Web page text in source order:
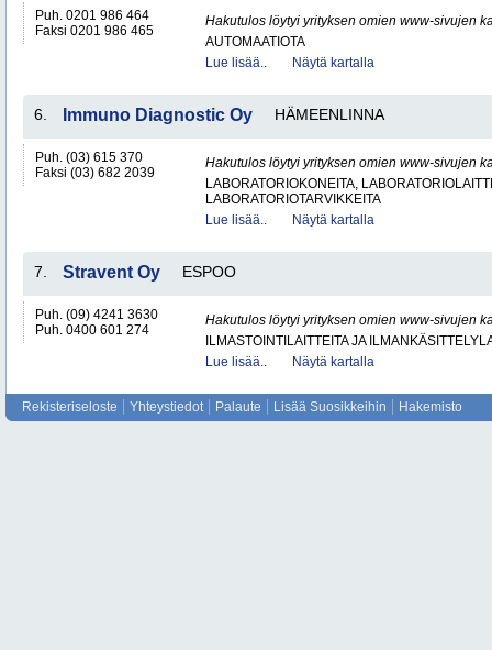
Puh. 0201 986 464
Faksi 0201 986 465
Hakutulos löytyi yrityksen omien www-sivujen
AUTOMAATIOTA
Lue lisää..
Näytä kartalla
6. Immuno Diagnostic Oy HÄMEENLINNA
Puh. (03) 615 370
Faksi (03) 682 2039
Hakutulos löytyi yrityksen omien www-sivujen
LABORATORIOKONEITA,
LABORATORIOTARVIKKEITA
Lue lisää..
Näytä kartalla
7. Stravent Oy ESPOO
Puh. (09) 4241 3630
Puh. 0400 601 274
Hakutulos löytyi yrityksen omien www-sivujen
ILMASTOINTILAITTEITA JA
Lue lisää..
Näytä kartalla
Rekisteriseloste Yhteystiedot Palaute Lisää Suosikkeihin Hakemisto